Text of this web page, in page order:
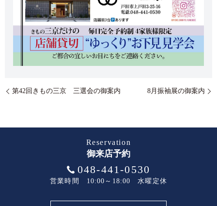
第42回きもの三京 三選会の御案内 8月振袖展の御案内
Reservation
御来店予約
048-441-0530
営業時間 10:00～18:00 水曜定休